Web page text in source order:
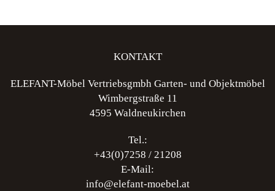
KONTAKT
ELEFANT-Möbel Vertriebsgmbh Garten- und Objektmöbel
Wimbergstraße 11
4595 Waldneukirchen
Tel.:
+43(0)7258 / 21208
E-Mail:
info@elefant-moebel.at